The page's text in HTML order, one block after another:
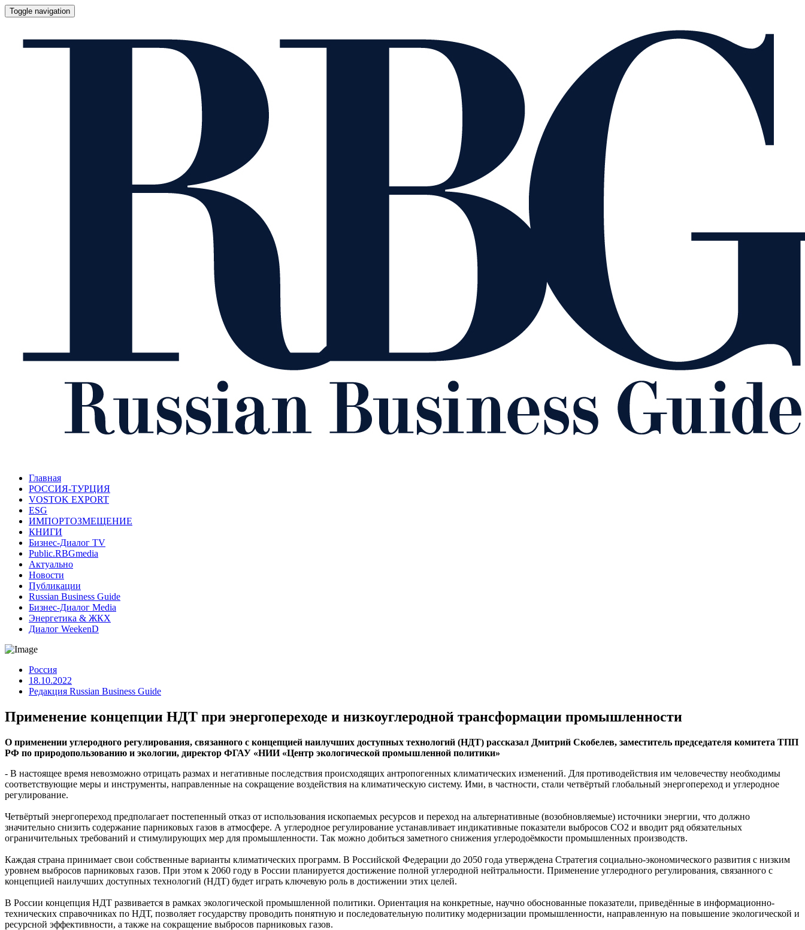
Toggle navigation
Главная
РОССИЯ-ТУРЦИЯ
VOSTOK EXPORT
ESG
ИМПОРТОЗМЕЩЕНИЕ
КНИГИ
Бизнес-Диалог TV
Public.RBGmedia
Актуально
Новости
Публикации
Russian Business Guide
Бизнес-Диалог Media
Энергетика & ЖКХ
Диалог WeekenD
Россия
18.10.2022
Редакция Russian Business Guide
Применение концепции НДТ при энергопереходе и низкоуглеродной трансформации промышленности
О применении углеродного регулирования, связанного с концепцией наилучших доступных технологий (НДТ) рассказал Дмитрий Скобелев, заместитель председателя комитета ТПП
РФ по природопользованию и экологии, директор ФГАУ «НИИ «Центр экологической промышленной политики»
- В настоящее время невозможно отрицать размах и негативные последствия происходящих антропогенных климатических изменений. Для противодействия им человечеству необходимы
соответствующие меры и инструменты, направленные на сокращение воздействия на климатическую систему. Ими, в частности, стали четвёртый глобальный энергопереход и углеродное
регулирование.
Четвёртый энергопереход предполагает постепенный отказ от использования ископаемых ресурсов и переход на альтернативные (возобновляемые) источники энергии, что должно
значительно снизить содержание парниковых газов в атмосфере. А углеродное регулирование устанавливает индикативные показатели выбросов СО2 и вводит ряд обязательных
ограничительных требований и стимулирующих мер для промышленности. Так можно добиться заметного снижения углеродоёмкости промышленных производств.
Каждая страна принимает свои собственные варианты климатических программ. В Российской Федерации до 2050 года утверждена Стратегия социально-экономического развития с низким
уровнем выбросов парниковых газов. При этом к 2060 году в России планируется достижение полной углеродной нейтральности. Применение углеродного регулирования, связанного с
концепцией наилучших доступных технологий (НДТ) будет играть ключевую роль в достижении этих целей.
В России концепция НДТ развивается в рамках экологической промышленной политики. Ориентация на конкретные, научно обоснованные показатели, приведённые в информационно-
технических справочниках по НДТ, позволяет государству проводить понятную и последовательную политику модернизации промышленности, направленную на повышение экологической и
ресурсной эффективности, а также на сокращение выбросов парниковых газов.